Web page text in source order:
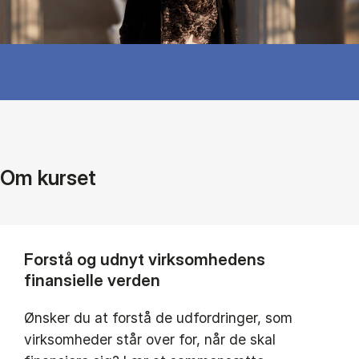
Om kurset
Forstå og udnyt virksomhedens
finansielle verden
Ønsker du at forstå de udfordringer, som
virksomheder står over for, når de skal